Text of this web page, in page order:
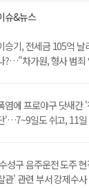
슈&뉴스
승기, 전세금 105억 날
?…"차가원, 형사 범죄
염에 프로야구 닷새간
'…7~9일도 쉬고, 11일
성구 음주운전 도주
관' 관련 부서 강제수사